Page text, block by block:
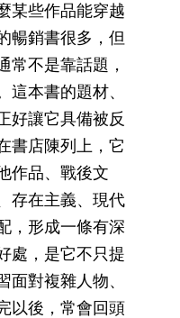
某些作品能穿越
暢銷書很多，但
常不是靠話題，
這本書的題材、
好讓它具備被反
書店陳列上，它
作品、戰後文
存在主義、現代
，形成一條有深
處，是它不只提
面對複雜人物、
以後，常會回頭